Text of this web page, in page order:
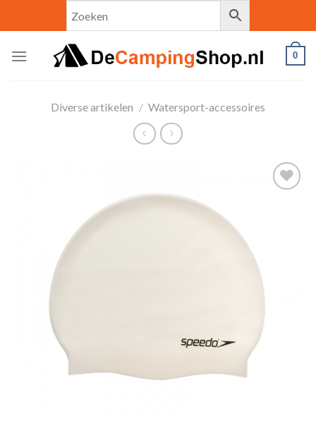
0
Diverse artikelen / Watersport-accessoires